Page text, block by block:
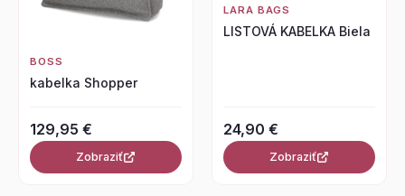
BOSS
kabelka Shopper
129,95 €
Zobraziť
LARA BAGS
LISTOVÁ KABELKA Biela
24,90 €
Zobraziť